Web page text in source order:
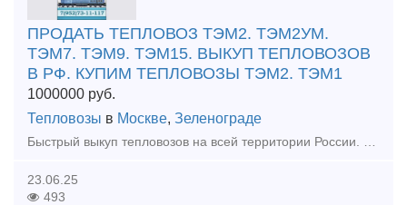
ПРОДАТЬ ТЕПЛОВОЗ ТЭМ2. ТЭМ2УМ.
ТЭМ7. ТЭМ9. ТЭМ15. ВЫКУП ТЕПЛОВОЗОВ
В РФ. КУПИМ ТЕПЛОВОЗЫ ТЭМ2. ТЭМ1
1000000 руб.
Тепловозы в Москве, Зеленограде
Быстрый выкуп тепловозов на всей территории России. Покупаем Тепловозы ТГМ. ТЭМ. ТГК. Купим списанные вагоны платформы, хопперы, цистерны, грузовые вагоны. Выкуп колесных пар вагонов. Покупае
23.06.25
493